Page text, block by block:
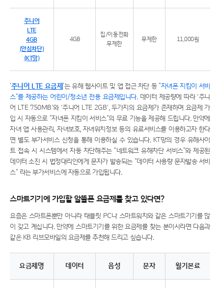
주니어
LTE
4GB
(안심차단)
(KT망)
4GB
집/이동전화
무제한
무제한 11,000원
'주니어 LTE 요금제 '는 유해 웹사이트 및 앱 접근 차단 등 "자녀폰 지킴이 서비
스"를 제공하는 어린이/청소년 전용 요금제입니다.데이터 제공량에 따라 ‘주니
어 LTE 750MB’와 ‘주니어 LTE 2GB’, 두가지의 요금제가 존재하며 요금제 가
입 시 자동으로 "자녀폰 지킴이 서비스"의 무료 기능을 제공해 드립니다. 만약에
자녀 앱 사용관리, 자녀보호, 자녀위치정보 등의 유료서비스를 이용하고자 한다
면 별도 부가서비스 신청을 통해 이용하실 수 있습니다. KT망의 경우 유해사이
트 접속 시 시스템에서 자동 차단해주는 "네트워크 유해차단 서비스"와 제공된
데이터 소진 시 법정대리인에게 문자가 발송되는 "데이터 사용량 문자발송 서비
스" 라는 부가서비스에 자동으로 가입됩니다.
스마트기기에 가입할 알뜰폰 요금제를 찾고 있다면?
요즘은 스마트폰뿐만 아니라 태블릿 PC나 스마트워치와 같은 스마트기기를 많
이 갖고 계십니다. 만약에 스마트기기를 위한 요금제를 찾는 분이시라면 다음과
같은 KB 리브모바일의 요금제를 추천해 드리고 싶습니다.
요금제명 데이터 음성 문자 월기본료